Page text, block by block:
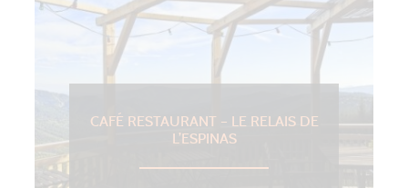
CAFÉ RESTAURANT – LE RELAIS DE
L’ESPINAS